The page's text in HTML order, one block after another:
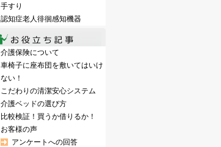
手すり
認知症老人徘徊感知機器
介護保険について
車椅子に座布団を敷いてはいけ
ない！
こだわりの清潔安心システム
介護ベッドの選び方
比較検証！買うか借りるか！
お客様の声
アンケートへの回答